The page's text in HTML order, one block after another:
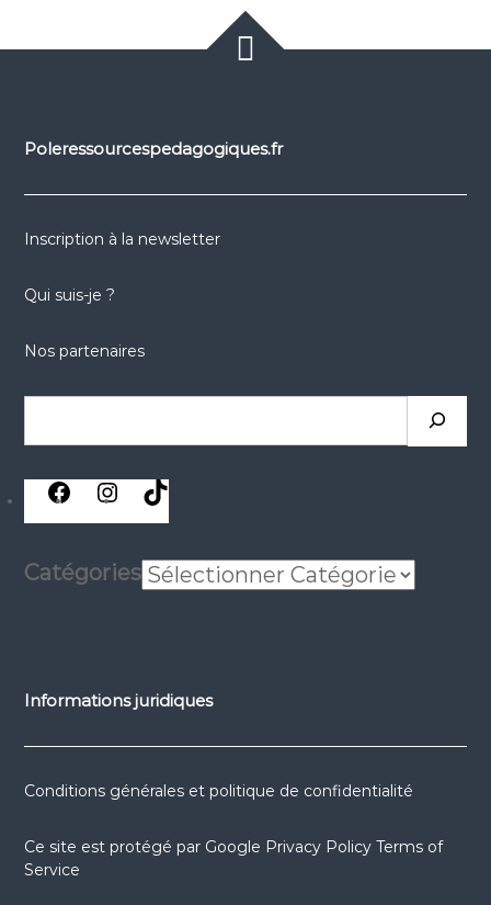
Poleressourcespedagogiques.fr
Inscription à la newsletter
Qui suis-je ?
Nos partenaires
Catégories
Informations juridiques
Conditions générales et politique de confidentialité
Ce site est protégé par Google Privacy Policy Terms of
Service